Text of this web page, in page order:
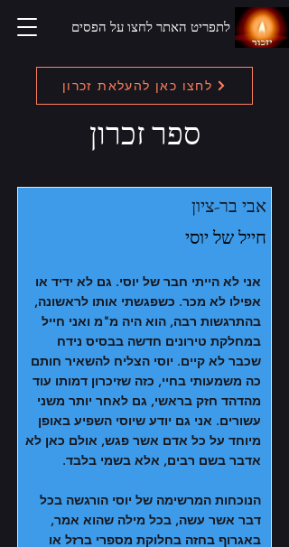
לתפריט האתר לחצו על הפסים
ספר זכרון
אבי בר-ציון
אני לא הייתי חבר של יוסי. גם לא ידיד או
אפילו לא מכר. כשפגשתי אותו לראשונה,
בהתרגשות רבה, הוא היה מ"מ ואני חייל
במחלקת טירונים חדשה בבסיס נידח
שכבר לא קיים. יוסי הצליח להשאיר חותם
כה משמעותי בחיי, כזה שזיכרון דמותו עוד
מהדהד חזק בראשי, גם לאחר יותר משני
עשורים. אני גם יודע שיוסי השפיע באופן
מיוחד על כל אדם אשר פגש, אולם כאן לא
אדבר בשם רבים, אלא בשמי בלבד.
הנוכחות המרשימה של יוסי הורגשה בכל
דבר אשר עשה, בכל מילה שהוא אמר,
באגרוף בחזה בחלוקת מספרי ברזל או
חייל של יוסי
לחצו כאן להעלאת זכרון